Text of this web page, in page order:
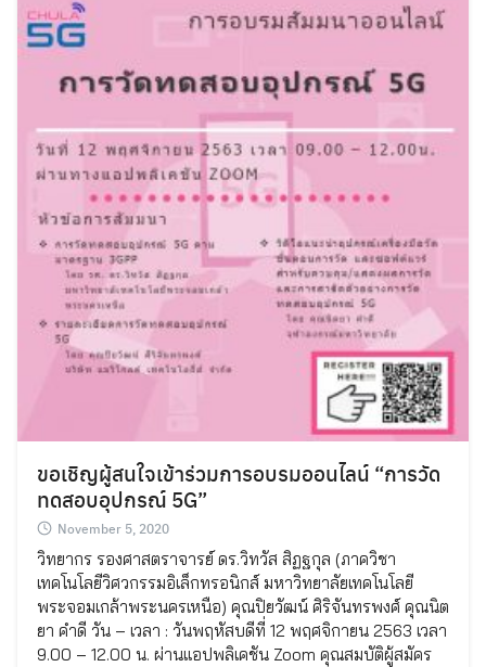
Search
for: Search
ขอเชิญผู้สนใจเข้าร่วมการอบรมออนไลน์ “การวัด
ทดสอบอุปกรณ์ 5G”
November 5, 2020
วิทยากร รองศาสตราจารย์ ดร.วิทวัส สิฏฐกุล (ภาควิชา
เทคโนโลยีวิศวกรรมอิเล็กทรอนิกส์ มหาวิทยาลัยเทคโนโลยี
พระจอมเกล้าพระนครเหนือ) คุณปิยวัฒน์ ศิริจันทรพงศ์ คุณนิต
ยา คำดี วัน – เวลา : วันพฤหัสบดีที่ 12 พฤศจิกายน 2563 เวลา
9.00 – 12.00 น. ผ่านแอปพลิเคชัน Zoom คุณสมบัติผู้สมัคร